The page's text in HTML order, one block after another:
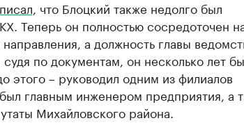
писал , что Блоцкий также недолго был
Теперь он полностью сосредоточен
а должность главы
по документам, он несколько лет
этого – руководил одним из филиалов
главным инженером предприятия, а
Михайловского района.